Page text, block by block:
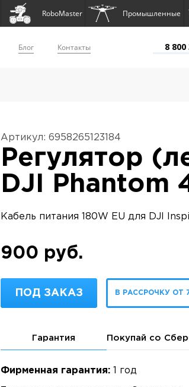
RoboMaster Промышленные
Блог Контакты 8 800
Артикул: 6958265123184
Регулятор
DJI Phantom
Кабель питания 180W EU для DJI
900 руб.
ПОД ЗАКАЗ В РАССРОЧКУ ОТ
Гарантия Покупай со
Фирменная гарантия:1 год